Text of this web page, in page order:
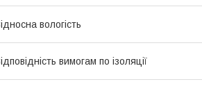
вологість
вимогам по ізоляції